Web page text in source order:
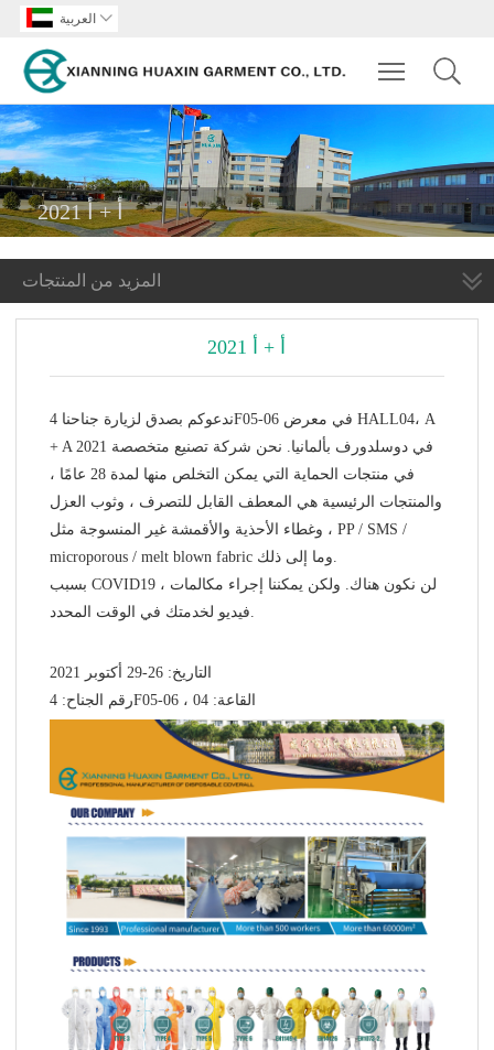
العربية 
Toggle
2021 أ + أ
المزيد من المنتجات
2021 أ + أ
ندعوكم بصدق لزيارة جناحنا 4F05-06 في معرض HALL04، A
+ A 2021 في دوسلدورف بألمانيا. نحن شركة تصنيع متخصصة
في منتجات الحماية التي يمكن التخلص منها لمدة 28 عامًا ،
والمنتجات الرئيسية هي المعطف القابل للتصرف ، وثوب العزل
، وغطاء الأحذية والأقمشة غير المنسوجة مثل PP / SMS /
microporous / melt blown fabric وما إلى ذلك.
بسبب COVID19 ، لن نكون هناك. ولكن يمكننا إجراء مكالمات
فيديو لخدمتك في الوقت المحدد.
التاريخ: 26-29 أكتوبر 2021
رقم الجناح: 4F05-06 ، القاعة: 04